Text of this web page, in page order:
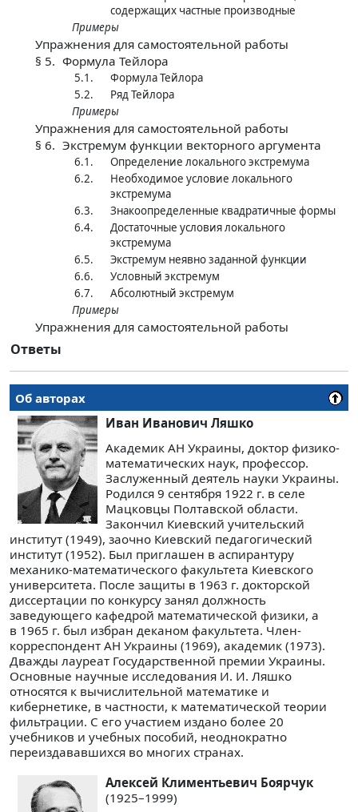
содержащих частные производные
Примеры
Упражнения для самостоятельной работы
§ 5. Формула Тейлора
5.1.
Формула Тейлора
5.2.
Ряд Тейлора
Примеры
Упражнения для самостоятельной работы
§ 6. Экстремум функции векторного аргумента
6.1.
Определение локального экстремума
6.2.
Необходимое условие локального
экстремума
6.3.
Знакоопределенные квадратичные формы
6.4.
Достаточные условия локального
экстремума
6.5.
Экстремум неявно заданной функции
6.6.
Условный экстремум
6.7.
Абсолютный экстремум
Примеры
Упражнения для самостоятельной работы
Ответы
Об авторах
Иван Иванович Ляшко
Академик АН Украины, доктор физико-
математических наук, профессор.
Заслуженный деятель науки Украины.
Родился 9 сентября 1922 г. в селе
Мацковцы Полтавской области.
Закончил Киевский учительский
институт (1949), заочно Киевский педагогический
институт (1952). Был приглашен в аспирантуру
механико-математического факультета Киевского
университета. После защиты в 1963 г. докторской
диссертации по конкурсу занял должность
заведующего кафедрой математической физики, а
в 1965 г. был избран деканом факультета. Член-
корреспондент АН Украины (1969), академик (1973).
Дважды лауреат Государственной премии Украины.
Основные научные исследования И. И. Ляшко
относятся к вычислительной математике и
кибернетике, в частности, к математической теории
фильтрации. С его участием издано более 20
учебников и учебных пособий, неоднократно
переиздававшихся во многих странах.
Алексей Климентьевич Боярчук
(1925–1999)